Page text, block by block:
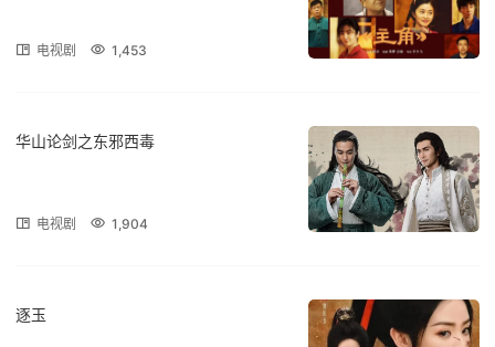
电视剧 1,453
华山论剑之东邪西毒
电视剧 1,904
逐玉